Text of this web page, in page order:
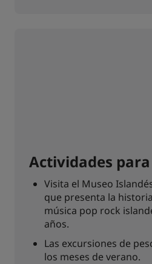
Actividades
Visita el Museo
que presenta la
música pop rock
años.
Las excursiones de
los meses de verano.